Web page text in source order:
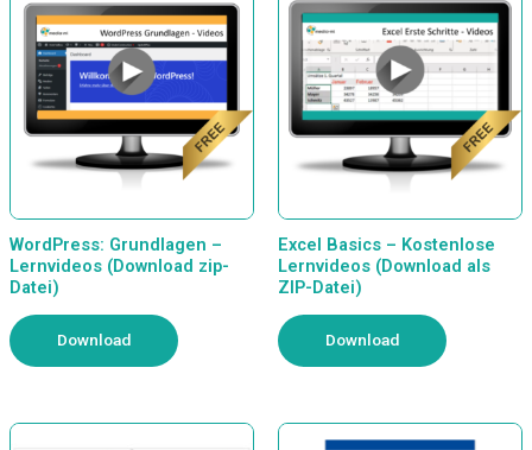
WordPress: Grundlagen –
Lernvideos (Download zip-
Datei)
Download
Excel Basics – Kostenlose
Lernvideos (Download als
ZIP-Datei)
Download